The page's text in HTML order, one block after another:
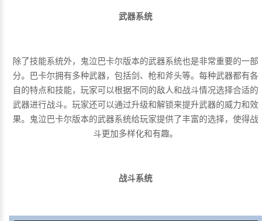
武器系统
除了技能系统外，鬼泣巴卡尔版本的武器系统也是非常重要的一部
分。巴卡尔拥有多种武器，包括剑、枪和斧头等。每种武器都有各
自的特点和技能，玩家可以根据不同的敌人和战斗情况选择合适的
武器进行战斗。玩家还可以通过升级和解锁来提升武器的威力和效
果。鬼泣巴卡尔版本的武器系统给玩家提供了丰富的选择，使得战
斗更加多样化和有趣。
战斗系统